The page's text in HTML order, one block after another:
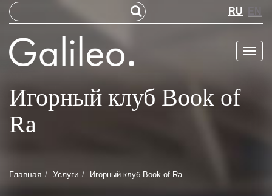
RU
Меню
Игорный клуб Book of
Ra
Главная Услуги Игорный клуб Book of Ra